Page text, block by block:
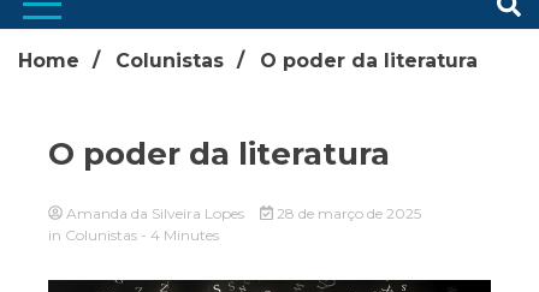
Home Colunistas O poder da literatura
O poder da literatura
Amanda da Silveira Lopes
28 de março de 2025
in Colunistas - 4 Minutes